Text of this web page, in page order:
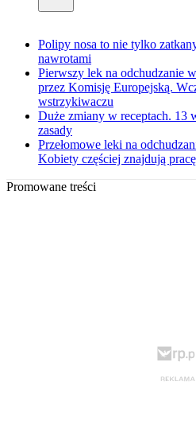
Polipy nosa to nie tylko
nawrotami
Pierwszy lek na odchudzanie
przez Komisję Europejską.
wstrzykiwaczu
Duże zmiany w receptach. 13
zasady
Przełomowe leki na
Kobiety częściej znajdują
Promowane treści